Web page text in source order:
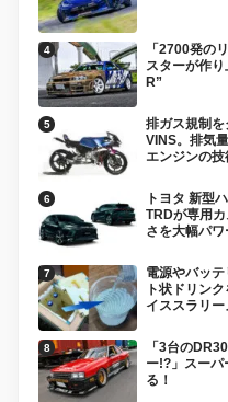
「2700発の
スターが作
R”
排ガス規制を
VINS。排気
エンジンの
トヨタ 新型
TRDが専用
さを大幅パ
電源やバッ
ト状ドリン
イススラリー
「3台の
ー!?」スーパ
る！